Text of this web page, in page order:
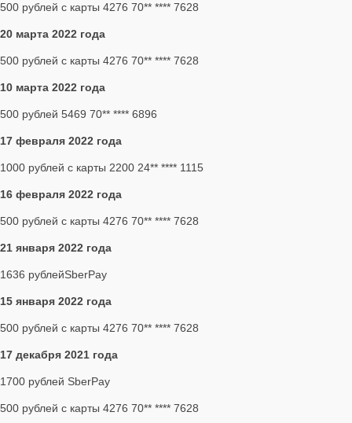
500 рублей с карты 4276 70** **** 7628
20 марта 2022 года
500 рублей с карты 4276 70** **** 7628
10 марта 2022 года
500 рублей 5469 70** **** 6896
17 февраля 2022 года
1000 рублей с карты 2200 24** **** 1115
16 февраля 2022 года
500 рублей с карты 4276 70** **** 7628
21 января 2022 года
1636 рублейSberPay
15 января 2022 года
500 рублей с карты 4276 70** **** 7628
17 декабря 2021 года
1700 рублей SberPay
500 рублей с карты 4276 70** **** 7628